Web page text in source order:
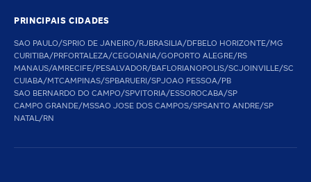
PRINCIPAIS CIDADES
SAO PAULO/SPRIO DE JANEIRO/RJBRASILIA/DFBELO HORIZONTE/MG
CURITIBA/PRFORTALEZA/CEGOIANIA/GOPORTO ALEGRE/RS
MANAUS/AMRECIFE/PESALVADOR/BAFLORIANOPOLIS/SCJOINVILLE/SC
CUIABA/MTCAMPINAS/SPBARUERI/SPJOAO PESSOA/PB
SAO BERNARDO DO CAMPO/SPVITORIA/ESSOROCABA/SP
CAMPO GRANDE/MSSAO JOSE DOS CAMPOS/SPSANTO ANDRE/SP
NATAL/RN